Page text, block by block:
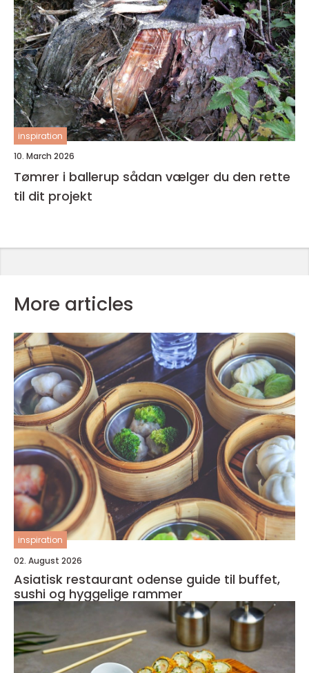
inspiration
10. March 2026
Tømrer i ballerup sådan vælger du den rette
til dit projekt
More articles
inspiration
02. August 2026
Asiatisk restaurant odense guide til buffet,
sushi og hyggelige rammer